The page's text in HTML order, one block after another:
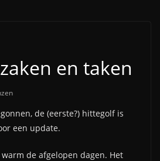
en taken
de (eerste?) hittegolf is
een update.
de afgelopen dagen. Het